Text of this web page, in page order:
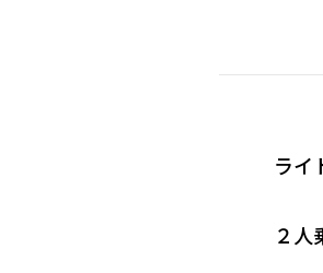
ライ
２